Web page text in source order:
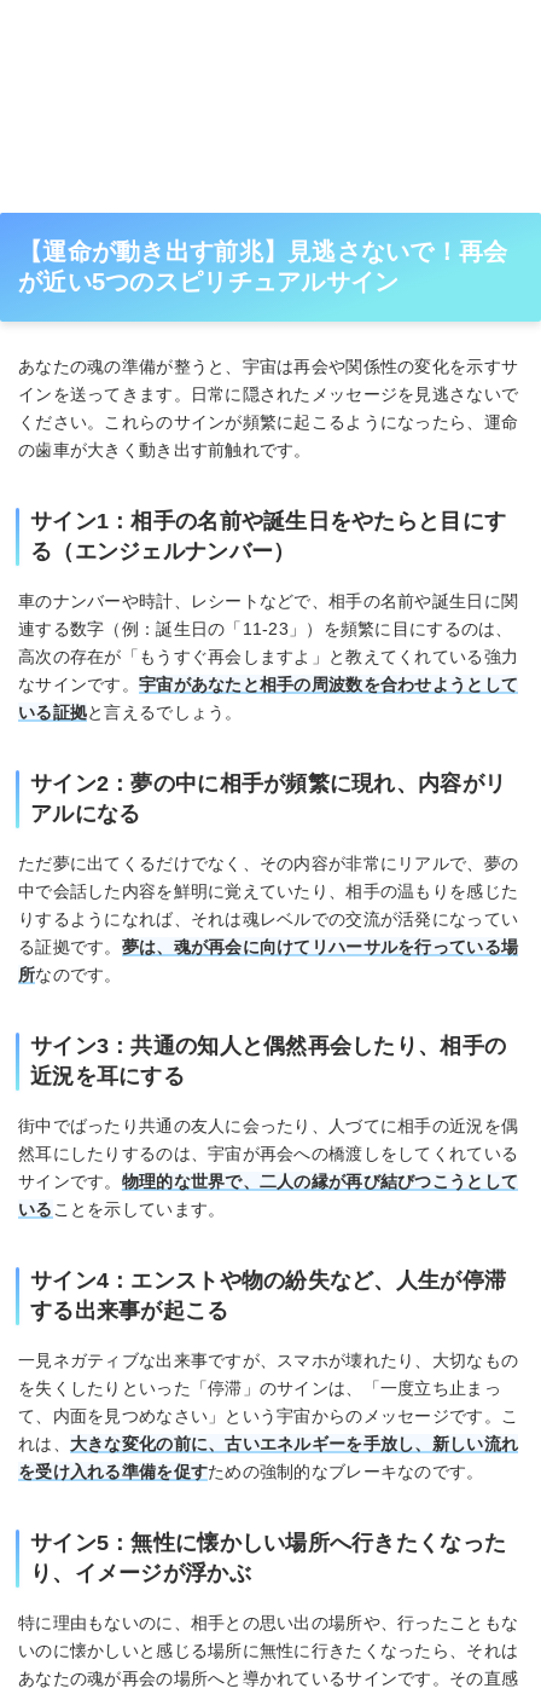
【運命が動き出す前兆】見逃さないで！再会
が近い5つのスピリチュアルサイン
あなたの魂の準備が整うと、宇宙は再会や関係性の変化を示すサ
インを送ってきます。日常に隠されたメッセージを見逃さないで
ください。これらのサインが頻繁に起こるようになったら、運命
の歯車が大きく動き出す前触れです。
サイン1：相手の名前や誕生日をやたらと目にす
る（エンジェルナンバー）
車のナンバーや時計、レシートなどで、相手の名前や誕生日に関
連する数字（例：誕生日の「11-23」）を頻繁に目にするのは、
高次の存在が「もうすぐ再会しますよ」と教えてくれている強力
なサインです。 宇宙があなたと相手の周波数を合わせようとして
いる証拠と言えるでしょう。
サイン2：夢の中に相手が頻繁に現れ、内容がリ
アルになる
ただ夢に出てくるだけでなく、その内容が非常にリアルで、夢の
中で会話した内容を鮮明に覚えていたり、相手の温もりを感じた
りするようになれば、それは魂レベルでの交流が活発になってい
る証拠です。 夢は、魂が再会に向けてリハーサルを行っている場
所なのです。
サイン3：共通の知人と偶然再会したり、相手の
近況を耳にする
街中でばったり共通の友人に会ったり、人づてに相手の近況を偶
然耳にしたりするのは、宇宙が再会への橋渡しをしてくれている
サインです。 物理的な世界で、二人の縁が再び結びつこうとして
いる ことを示しています。
サイン4：エンストや物の紛失など、人生が停滞
する出来事が起こる
一見ネガティブな出来事ですが、スマホが壊れたり、大切なもの
を失くしたりといった「停滞」のサインは、「一度立ち止まっ
て、内面を見つめなさい」という宇宙からのメッセージです。こ
れは、 大きな変化の前に、古いエネルギーを手放し、新しい流れ
を受け入れる準備を促すための強制的なブレーキなのです。
サイン5：無性に懐かしい場所へ行きたくなった
り、イメージが浮かぶ
特に理由もないのに、相手との思い出の場所や、行ったこともな
いのに懐かしいと感じる場所に無性に行きたくなったら、それは
あなたの魂が再会の場所へと導かれているサインです。その直感